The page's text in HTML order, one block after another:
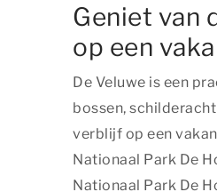
Geniet van
op een
De Veluwe is een
bossen,
verblijf op een
Nationaal Park De
Nationaal Park De